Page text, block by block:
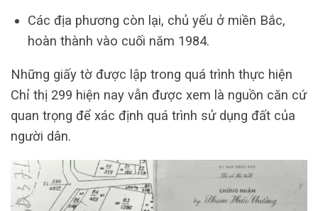
Các địa phương còn lại, chủ yếu ở miền Bắc,
hoàn thành vào cuối năm 1984.
Những giấy tờ được lập trong quá trình thực hiện
Chỉ thị 299 hiện nay vẫn được xem là nguồn căn cứ
quan trọng để xác định quá trình sử dụng đất của
người dân.